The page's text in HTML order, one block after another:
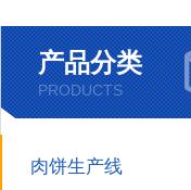
产品分类
PRODUCTS
肉饼生产线